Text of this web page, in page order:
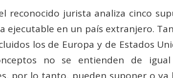
reconocido jurista analiza cinco
ejecutable en un país extranjero.
los de Europa y de Estados
no se entienden de